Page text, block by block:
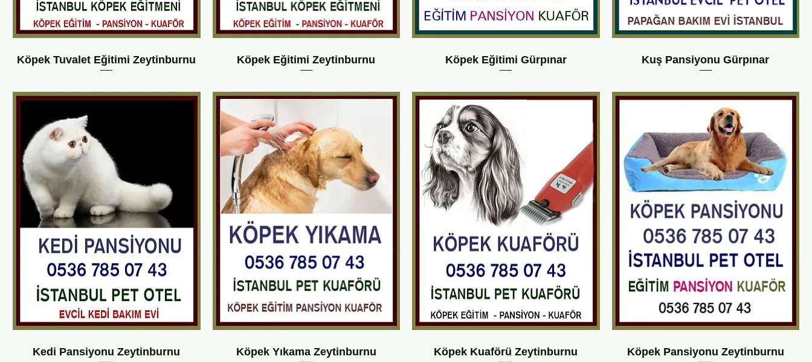
Kuş Pansiyonu Gürpınar
Köpek Eğitimi Gürpınar
Köpek Eğitimi Zeytinburnu
Köpek Tuvalet Eğitimi Zeytinburnu
Köpek Pansiyonu Zeytinburnu
Köpek Kuaförü Zeytinburnu
Köpek Yıkama Zeytinburnu
Kedi Pansiyonu Zeytinburnu